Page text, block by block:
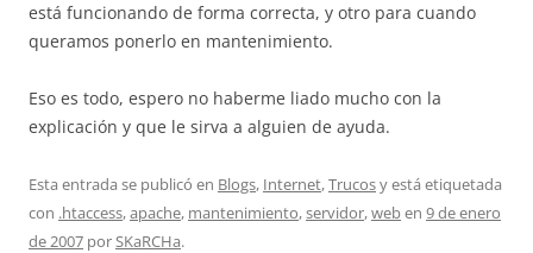
está funcionando de forma correcta, y otro para cuando
queramos ponerlo en mantenimiento.
Eso es todo, espero no haberme liado mucho con la
explicación y que le sirva a alguien de ayuda.
Esta entrada se publicó en Blogs, Internet,Trucosy está etiquetada
con .htaccess,apache, mantenimiento,servidor,weben 9 de enero
de 2007 porSKaRCHa.